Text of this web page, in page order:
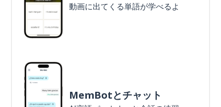
動画に出てくる単語が学べるよ
MemBotとチャット